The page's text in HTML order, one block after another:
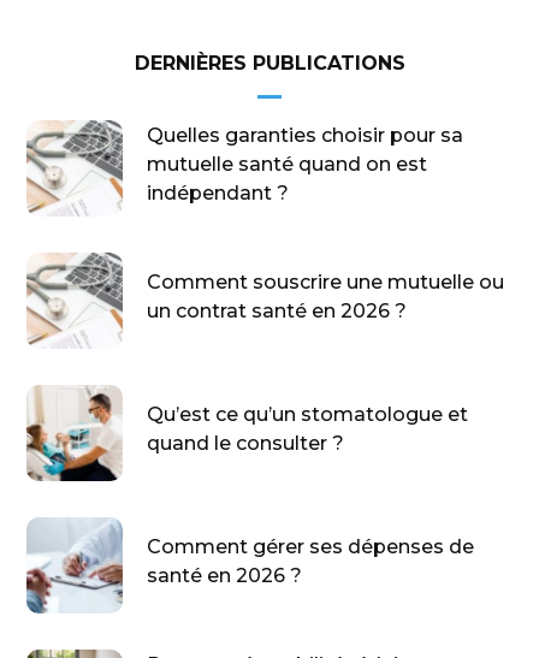
DERNIÈRES PUBLICATIONS
Quelles garanties choisir pour sa
mutuelle santé quand on est
indépendant ?
Comment souscrire une mutuelle ou
un contrat santé en 2026 ?
Qu’est ce qu’un stomatologue et
quand le consulter ?
Comment gérer ses dépenses de
santé en 2026 ?